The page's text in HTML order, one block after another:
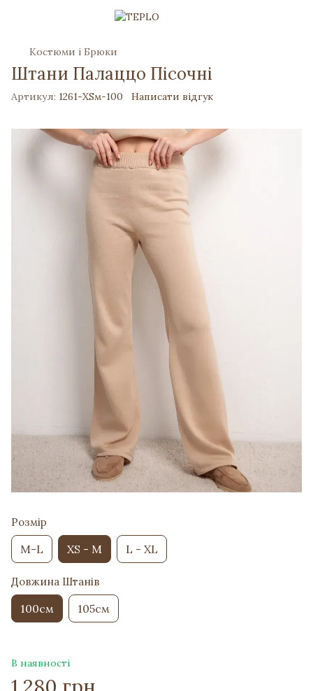
Костюми і Брюки
Штани Палаццо Пісочні
Артикул: 1261-XSм-100 Написати відгук
Розмір
M-L XS - M L - XL
Довжина Штанів
100см 105см
В наявності